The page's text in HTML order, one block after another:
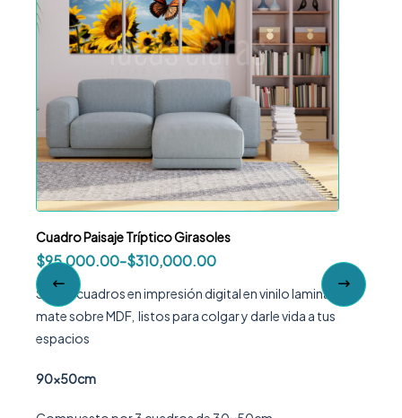
Cuadro Paisaje Tríptico Girasoles
$95,000.00-$310,000.00
Set x 3 cuadros en impresión digital en vinilo laminado
mate sobre MDF, listos para colgar y darle vida a tus
espacios
90x50cm